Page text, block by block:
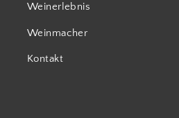
Weinerlebnis
Weinmacher
Kontakt